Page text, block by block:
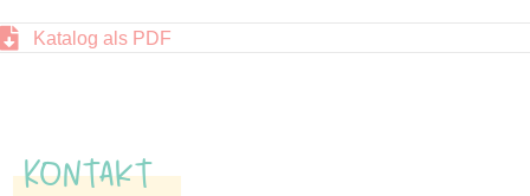
Katalog als PDF
Kontakt